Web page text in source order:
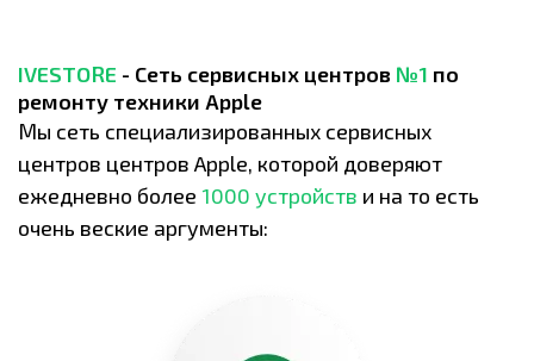
IVESTORE - Сеть сервисных центров №1 по
ремонту техники Apple
Мы сеть специализированных сервисных
центров центров Apple, которой доверяют
ежедневно более 1000 устройств и на то есть
очень веские аргументы: